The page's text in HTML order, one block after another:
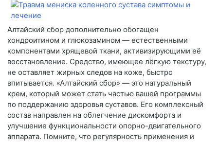
Алтайский сбор дополнительно обогащен
хондроитином и глюкозамином — естественными
компонентами хрящевой ткани, активизирующими её
восстановление. Средство, имеющее лёгкую текстуру,
не оставляет жирных следов на коже, быстро
впитывается. «Алтайский сбор» — это натуральный
крем, который может стать частью вашей программы
по поддержанию здоровья суставов. Его комплексный
состав направлен на облегчение дискомфорта и
улучшение функциональности опорно-двигательного
аппарата. Помните, что регулярность применения и